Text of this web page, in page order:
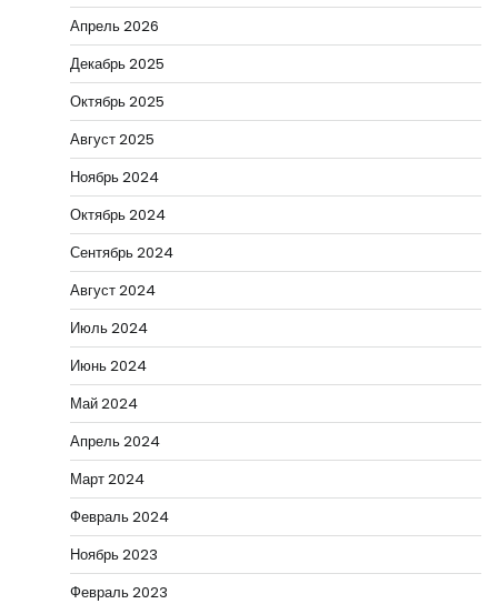
Апрель 2026
Декабрь 2025
Октябрь 2025
Август 2025
Ноябрь 2024
Октябрь 2024
Сентябрь 2024
Август 2024
Июль 2024
Июнь 2024
Май 2024
Апрель 2024
Март 2024
Февраль 2024
Ноябрь 2023
Февраль 2023